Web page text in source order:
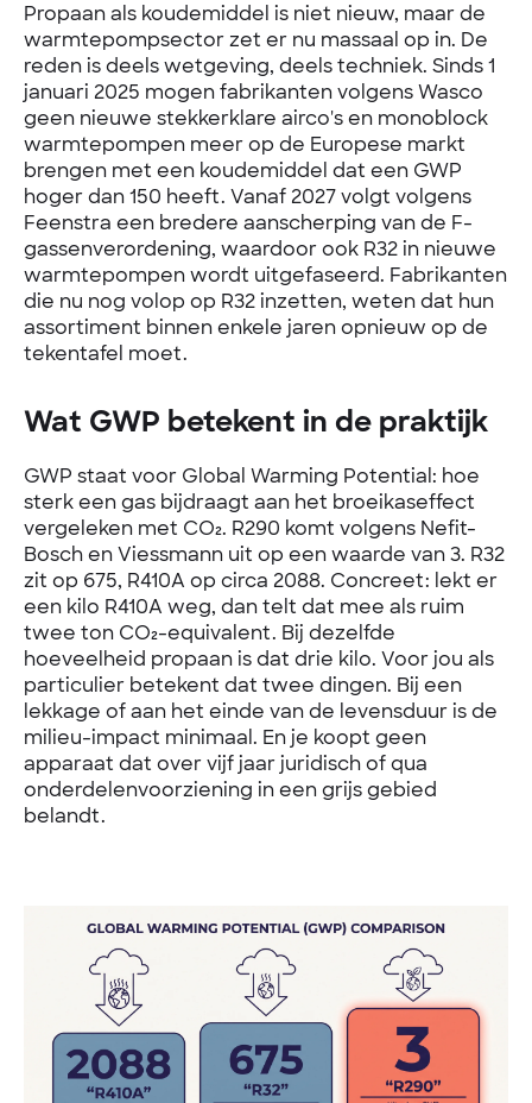
Propaan als koudemiddel is niet nieuw, maar de
warmtepompsector zet er nu massaal op in. De
reden is deels wetgeving, deels techniek. Sinds 1
januari 2025 mogen fabrikanten volgens Wasco
geen nieuwe stekkerklare airco's en monoblock
warmtepompen meer op de Europese markt
brengen met een koudemiddel dat een GWP
hoger dan 150 heeft. Vanaf 2027 volgt volgens
Feenstra een bredere aanscherping van de F-
gassenverordening, waardoor ook R32 in nieuwe
warmtepompen wordt uitgefaseerd. Fabrikanten
die nu nog volop op R32 inzetten, weten dat hun
assortiment binnen enkele jaren opnieuw op de
tekentafel moet.
Wat GWP betekent in de praktijk
GWP staat voor Global Warming Potential: hoe
sterk een gas bijdraagt aan het broeikaseffect
vergeleken met CO₂. R290 komt volgens Nefit-
Bosch en Viessmann uit op een waarde van 3. R32
zit op 675, R410A op circa 2088. Concreet: lekt er
een kilo R410A weg, dan telt dat mee als ruim
twee ton CO₂-equivalent. Bij dezelfde
hoeveelheid propaan is dat drie kilo. Voor jou als
particulier betekent dat twee dingen. Bij een
lekkage of aan het einde van de levensduur is de
milieu-impact minimaal. En je koopt geen
apparaat dat over vijf jaar juridisch of qua
onderdelenvoorziening in een grijs gebied
belandt.